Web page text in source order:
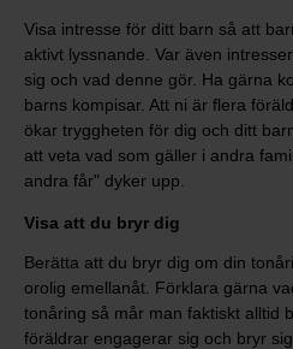
Visa intresse för ditt barn så att
aktivt lyssnande. Var även
sig och vad denne gör. Ha gärna
barns kompisar. Att ni är flera
ökar tryggheten för dig och ditt
att veta vad som gäller i andra
andra får" dyker upp.
Visa att du bryr dig
Berätta att du bryr dig om din
orolig emellanåt. Förklara gärna
tonåring så mår man faktiskt alltid
föräldrar engagerar sig och bryr